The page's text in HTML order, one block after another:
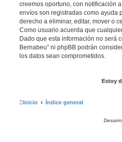
creemos oportuno, con notificación
envíos son registradas como ayuda
derecho a eliminar, editar, mover o
Como usuario acuerda que
Dado que esta información no será
Bernabeu” ni phpBB podrán
los datos sean comprometidos.
Inicio Índice general